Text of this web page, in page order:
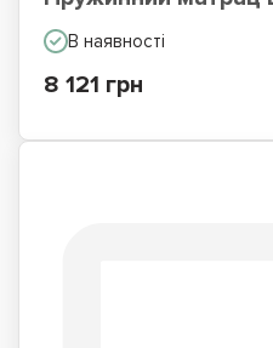
В наявності
8 121 грн